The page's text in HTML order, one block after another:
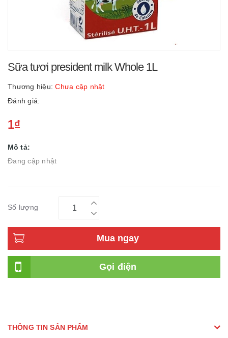
Sữa tươi president milk Whole 1L
Thương hiệu: Chưa cập nhật
Đánh giá:
1₫
Mô tả:
Đang cập nhật
Số lượng
Mua ngay
Gọi điện
THÔNG TIN SẢN PHẨM